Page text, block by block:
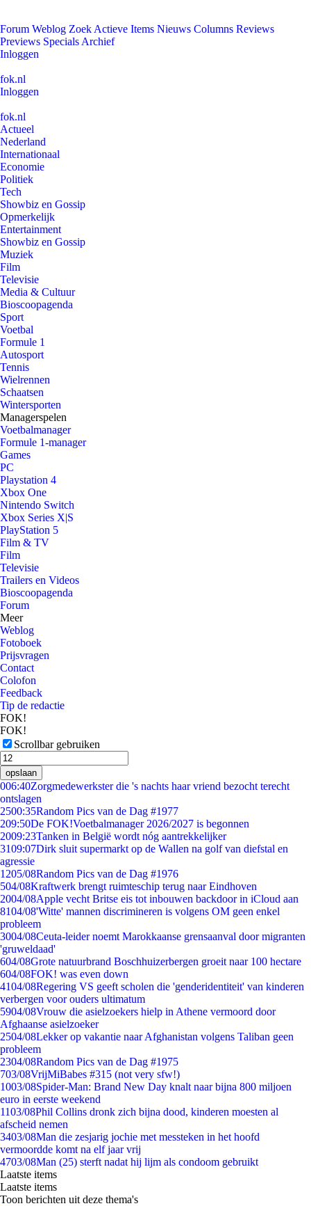
Forum Weblog Zoek Actieve Items Nieuws Columns Reviews
Previews Specials Archief
Inloggen
fok.nl
Inloggen
fok.nl
Actueel
Nederland
Internationaal
Economie
Politiek
Tech
Showbiz en Gossip
Opmerkelijk
Entertainment
Showbiz en Gossip
Muziek
Film
Televisie
Media & Cultuur
Bioscoopagenda
Sport
Voetbal
Formule 1
Autosport
Tennis
Wielrennen
Schaatsen
Wintersporten
Managerspelen
Voetbalmanager
Formule 1-manager
Games
PC
Playstation 4
Xbox One
Nintendo Switch
Xbox Series X|S
PlayStation 5
Film & TV
Film
Televisie
Trailers en Videos
Bioscoopagenda
Forum
Meer
Weblog
Fotoboek
Prijsvragen
Contact
Colofon
Feedback
Tip de redactie
FOK!
FOK!
Scrollbar gebruiken
opslaan
006:40Zorgmedewerkster die 's nachts haar vriend bezocht terecht
ontslagen
2500:35Random Pics van de Dag #1977
209:50De FOK!Voetbalmanager 2026/2027 is begonnen
2009:23Tanken in België wordt nóg aantrekkelijker
3109:07Dirk sluit supermarkt op de Wallen na golf van diefstal en
agressie
1205/08Random Pics van de Dag #1976
504/08Kraftwerk brengt ruimteschip terug naar Eindhoven
2004/08Apple vecht Britse eis tot inbouwen backdoor in iCloud aan
8104/08'Witte' mannen discrimineren is volgens OM geen enkel
probleem
3004/08Ceuta-leider noemt Marokkaanse grensaanval door migranten
'gruweldaad'
604/08Grote natuurbrand Boschhuizerbergen groeit naar 100 hectare
604/08FOK! was even down
4104/08Regering VS geeft scholen die 'genderidentiteit' van kinderen
verbergen voor ouders ultimatum
5904/08Vrouw die asielzoekers hielp in Athene vermoord door
Afghaanse asielzoeker
2504/08Lekker op vakantie naar Afghanistan volgens Taliban geen
probleem
2304/08Random Pics van de Dag #1975
703/08VrijMiBabes #315 (not very sfw!)
1003/08Spider-Man: Brand New Day knalt naar bijna 800 miljoen
euro in eerste weekend
1103/08Phil Collins dronk zich bijna dood, kinderen moesten al
afscheid nemen
3403/08Man die zesjarig jochie met messteken in het hoofd
vermoordde komt na elf jaar vrij
4703/08Man (25) sterft nadat hij lijm als condoom gebruikt
Laatste items
Laatste items
Toon berichten uit deze thema's